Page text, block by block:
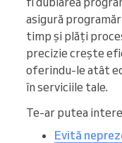
asigură
timp și plăți
precizie crește
oferindu-le atât
în serviciile tale.
Te-ar putea
Evită